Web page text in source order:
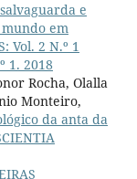
e
em
Vol. 2 N.º 1
1. 2018
Rocha, Olalla
Monteiro,
da anta da